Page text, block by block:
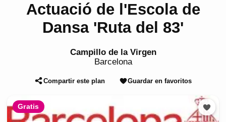
Actuació de l'Escola de
Dansa 'Ruta del 83'
Campillo de la Virgen
Barcelona
Compartir este plan Guardar en favoritos
Gratis